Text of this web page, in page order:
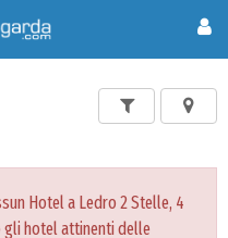
Hotel a Ledro 2 Stelle, 4
gli hotel attinenti delle